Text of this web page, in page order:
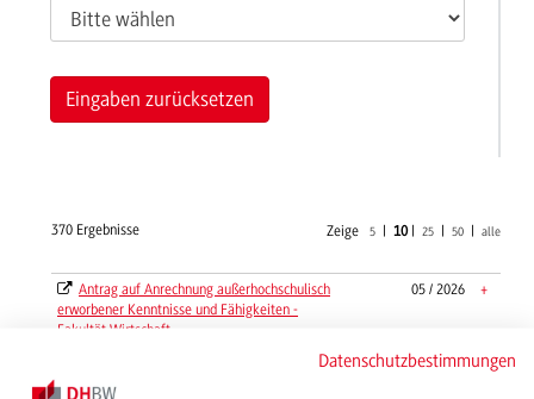
Eingaben zurücksetzen
370 Ergebnisse Zeige 5| 10| 25| 50| alle
Antrag auf Anrechnung außerhochschulisch
erworbener Kenntnisse und Fähigkeiten -
Fakultät Wirtschaft
05 / 2026 +
Medien/MMK
07 / 2019 +
Datenschutzbestimmungen